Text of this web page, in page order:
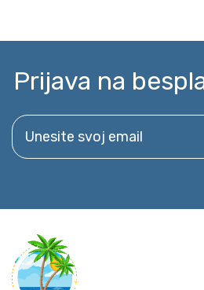
Prijava na
Unesite svoj email